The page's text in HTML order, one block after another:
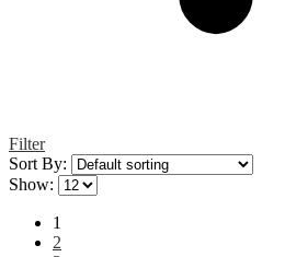
Filter
Sort By:
Show:
1
2